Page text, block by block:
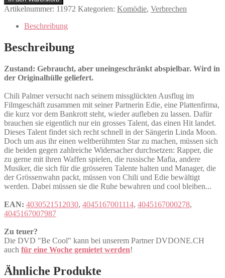
Menge
Artikelnummer: 11972 Kategorien: Komödie, Verbrechen
Beschreibung
Beschreibung
Zustand: Gebraucht, aber uneingeschränkt abspielbar. Wird in
der Originalhülle geliefert.
Chili Palmer versucht nach seinem missglückten Ausflug im
Filmgeschäft zusammen mit seiner Partnerin Edie, eine Plattenfirma,
die kurz vor dem Bankrott steht, wieder aufleben zu lassen. Dafür
brauchen sie eigentlich nur ein grosses Talent, das einen Hit landet.
Dieses Talent findet sich recht schnell in der Sängerin Linda Moon.
Doch um aus ihr einen weltberühmten Star zu machen, müssen sich
die beiden gegen zahlreiche Widersacher durchsetzen: Rapper, die
zu gerne mit ihren Waffen spielen, die russische Mafia, andere
Musiker, die sich für die grösseren Talente halten und Manager, die
der Grössenwahn packt, müssen von Chili und Edie bewältigt
werden. Dabei müssen sie die Ruhe bewahren und cool bleiben...
EAN: 4030521512030, 4045167001114, 4045167000278,
4045167007987
Zu teuer?
Die DVD "Be Cool" kann bei unserem Partner DVDONE.CH
auch für eine Woche gemietet werden!
Ähnliche Produkte